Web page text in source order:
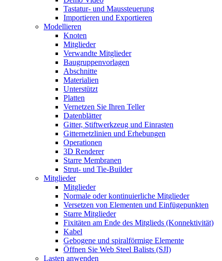
Tastatur- und Maussteuerung
Importieren und Exportieren
Modellieren
Knoten
Mitglieder
Verwandte Mitglieder
Baugruppenvorlagen
Abschnitte
Materialien
Unterstützt
Platten
Vernetzen Sie Ihren Teller
Datenblätter
Gitter, Stiftwerkzeug und Einrasten
Gitternetzlinien und Erhebungen
Operationen
3D Renderer
Starre Membranen
Strut- und Tie-Builder
Mitglieder
Mitglieder
Normale oder kontinuierliche Mitglieder
Versetzen von Elementen und Einfügepunkten
Starre Mitglieder
Fixitäten am Ende des Mitglieds (Konnektivität)
Kabel
Gebogene und spiralförmige Elemente
Öffnen Sie Web Steel Balists (SJI)
Lasten anwenden